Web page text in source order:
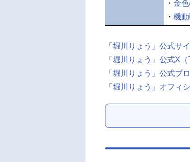
・ 金色
・ 機
「堀川りょう」公式サ
「堀川りょう」公式X（
「堀川りょう」公式ブ
「堀川りょう」オフィ